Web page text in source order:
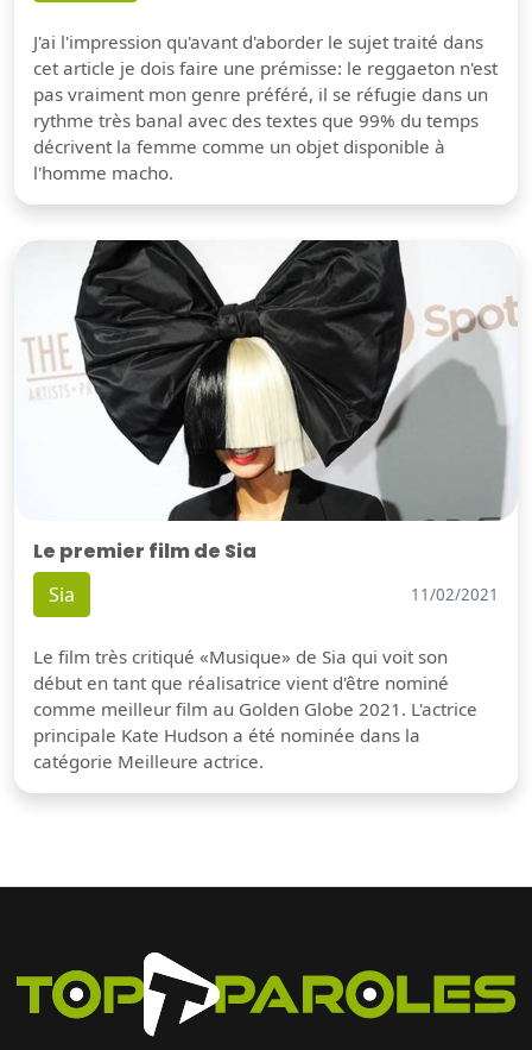
J'ai l'impression qu'avant d'aborder le sujet traité dans
cet article je dois faire une prémisse: le reggaeton n'est
pas vraiment mon genre préféré, il se réfugie dans un
rythme très banal avec des textes que 99% du temps
décrivent la femme comme un objet disponible à
l'homme macho.
Le premier film de Sia
Sia 11/02/2021
Le film très critiqué «Musique» de Sia qui voit son
début en tant que réalisatrice vient d'être nominé
comme meilleur film au Golden Globe 2021. L'actrice
principale Kate Hudson a été nominée dans la
catégorie Meilleure actrice.